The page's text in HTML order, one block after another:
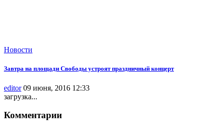
Новости
Завтра на площади Свободы устроят праздничный концерт
editor 09 июня, 2016 12:33
загрузка...
Комментарии